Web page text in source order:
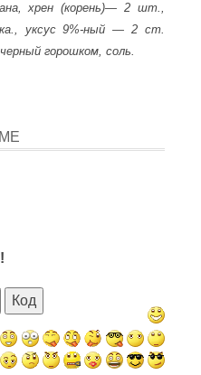
хрен (корень)— 2 шт.,
уксус 9%-ный — 2 ст.
горошком, соль.
Код